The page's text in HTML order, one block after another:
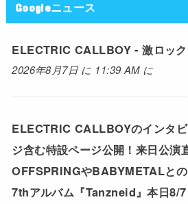
Googleニュース
ELECTRIC CALLBOY - 激ロック
2026年8月7日 に 11:39 AM に
ELECTRIC CALLBOYのインタ
ジ含む特設ページ公開！来日公演
OFFSPRINGやBABYMETALと
7thアルバム『Tanzneid』本日8/